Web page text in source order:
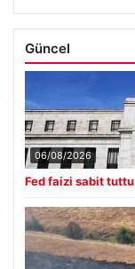
Güncel
06/08/2026
Fed faizi sabit tuttu